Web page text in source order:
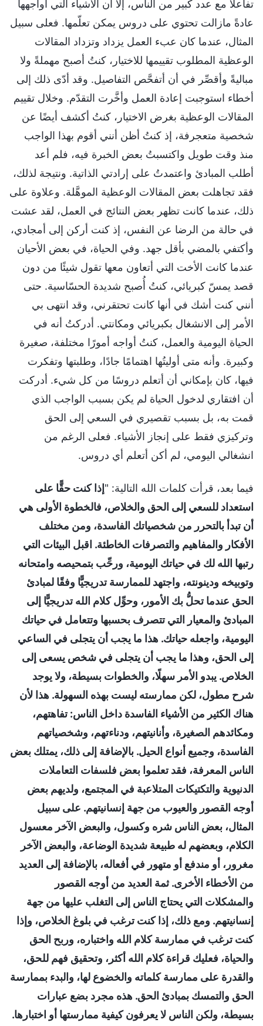
تفاعلًا مع عدد كبير من الناس، إلا أن الأشياء التي أواجهها
عادةً مازالت تحتوي على دروس يمكن تعلّمها. فعلى سبيل
المثال، عندما كان عبء العمل يزداد وتزداد المقالات
الوعظية المطلوب تقييمها للاختيار، كنتُ أصبح مهملةً ولا
مباليةً وأقصِّر في أن أتفحَّص التفاصيل. وقد أدّى ذلك إلى
أخطاء استوجبت إعادة العمل وأخَّرت التقدّم. وخلال تقييم
المقالات الوعظية بغرض الاختيار، كنتُ أكشف أيضًا عن
شخصية متعجرفة، إذ كنتُ أظن أنني أقوم بهذا الواجب
منذ وقت طويل واكتسبتُ بعض الخبرة فيه، فلم أعد
أطلب المبادئ واعتمدتُ على إرادتي الذاتية. ونتيجة لذلك،
فقد تجاهلت بعض المقالات الوعظية الموهَّلة. وعلاوة على
ذلك، عندما كانت تظهر بعض النتائج في العمل، لقد عشت
في حالة من الرضا عن النفس، إذ كنت أركن إلى أمجادي،
وأكتفي بالمضي بأقل جهد. وفي الحياة، في بعض الأحيان
عندما كانت الأخت التي أتعاون معها تقول شيئًا من دون
قصد يمسّ كبريائي، كنتُ أُصبح شديدة الحسّاسية. حتى
أنني كنت أشك في أنها كانت تحتقرني، وقد انتهى بي
الأمر إلى الانشغال بكبريائي ومكانتي. أدركتُ أنه في
الحياة اليومية والعمل، كنتُ أواجه أمورًا مختلفة، صغيرة
وكبيرة. وأنه متى أوليتُها اهتمامًا جادًا، وطلبتها وتفكرت
فيها، كان بإمكاني أن أتعلم دروسًا من كل شيء. أدركت
أن افتقاري لدخول الحياة لم يكن بسبب الواجب الذي
قمت به، بل بسبب تقصيري في السعي إلى الحق
وتركيزي فقط على إنجاز الأشياء. فعلى الرغم من
انشغالي اليومي، لم أكن أتعلم أي دروس.
فيما بعد، قرأت كلمات الله التالية: "إذا كنت حقًّا على
استعداد للسعي إلى الحق والخلاص، فالخطوة الأولى هي
أن تبدأ بالتحرر من شخصياتك الفاسدة، ومن مختلف
الأفكار والمفاهيم والتصرفات الخاطئة. اقبل البيئات التي
رتبها الله لك في حياتك اليومية، ورحِّب بتمحيصه وامتحانه
وتوبيخه ودينونته، واجتهد للممارسة تدريجيًّا وفقًا لمبادئ
الحق عندما تحلُّ بك الأمور، وحوِّل كلام الله تدريجيًّا إلى
المبادئ والمعيار التي تتصرف بحسبها وتتعامل في حياتك
اليومية، واجعله حياتك. هذا ما يجب أن يتجلى في الساعي
إلى الحق، وهذا ما يجب أن يتجلى في شخص يسعى إلى
الخلاص. يبدو الأمر سهلًا، والخطوات بسيطة، ولا يوجد
شرح مطول، لكن ممارسته ليست بهذه السهولة. هذا لأن
هناك الكثير من الأشياء الفاسدة داخل الناس: تفاهتهم،
ومكائدهم الصغيرة، وأنانيتهم، ودناءتهم، وشخصياتهم
الفاسدة، وجميع أنواع الحيل. بالإضافة إلى ذلك، يمتلك بعض
الناس المعرفة، فقد تعلموا بعض فلسفات التعاملات
الدنيوية والتكتيكات المتلاعبة في المجتمع، ولديهم بعض
أوجه القصور والعيوب من جهة إنسانيتهم. على سبيل
المثال، بعض الناس شره وكسول، والبعض الآخر معسول
الكلام، وبعضهم له طبيعة شديدة الوضاعة، والبعض الآخر
مغرور، أو مندفع أو متهور في أفعاله، بالإضافة إلى العديد
من الأخطاء الأخرى. ثمة العديد من أوجه القصور
والمشكلات التي يحتاج الناس إلى التغلب عليها من جهة
إنسانيتهم. ومع ذلك، إذا كنت ترغب في بلوغ الخلاص، وإذا
كنت ترغب في ممارسة كلام الله واختباره، وربح الحق
والحياة، فعليك قراءة كلام الله أكثر، وتحقيق فهم للحق،
والقدرة على ممارسة كلماته والخضوع لها، والبدء بممارسة
الحق والتمسك بمبادئ الحق. هذه مجرد بضع عبارات
بسيطة، ولكن الناس لا يعرفون كيفية ممارستها أو اختبارها.